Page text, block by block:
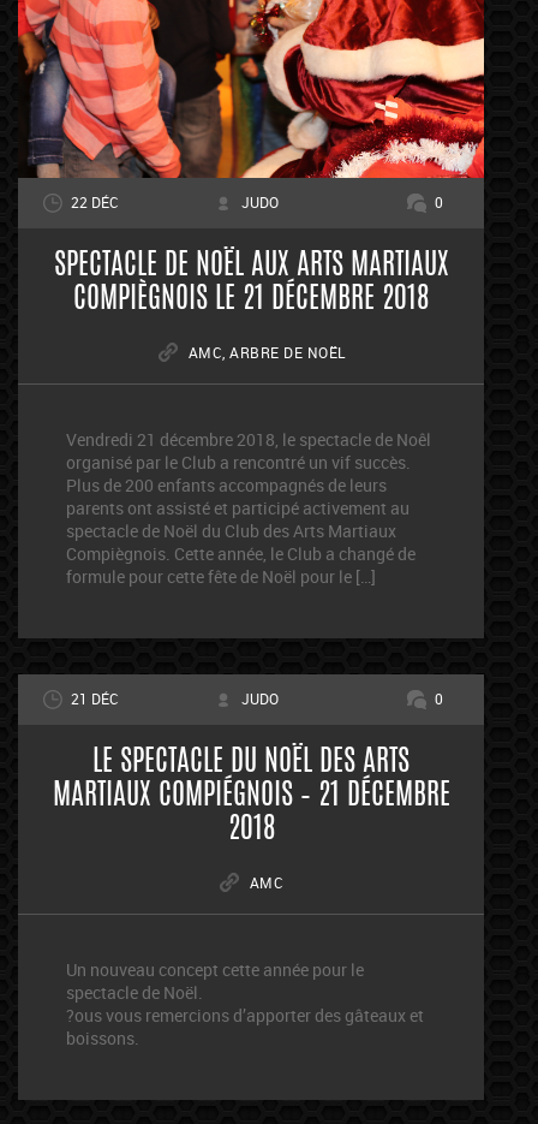
22 DÉC JUDO 0
SPECTACLE DE NOËL AUX ARTS MARTIAUX
COMPIÈGNOIS LE 21 DÉCEMBRE 2018
AMC ARBRE DE NOËL
Vendredi 21 décembre 2018, le spectacle de Noêl
organisé par le Club a rencontré un vif succès.
Plus de 200 enfants accompagnés de leurs
parents ont assisté et participé activement au
spectacle de Noël du Club des Arts Martiaux
Compiègnois. Cette année, le Club a changé de
formule pour cette fête de Noël pour le […]
21 DÉC JUDO 0
LE SPECTACLE DU NOËL DES ARTS
MARTIAUX COMPIÉGNOIS – 21 DÉCEMBRE
2018
AMC
Un nouveau concept cette année pour le
spectacle de Noël.
?ous vous remercions d’apporter des gâteaux et
boissons.